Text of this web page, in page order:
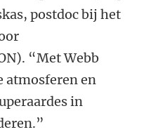
postdoc bij het
“Met Webb
atmosferen en
in